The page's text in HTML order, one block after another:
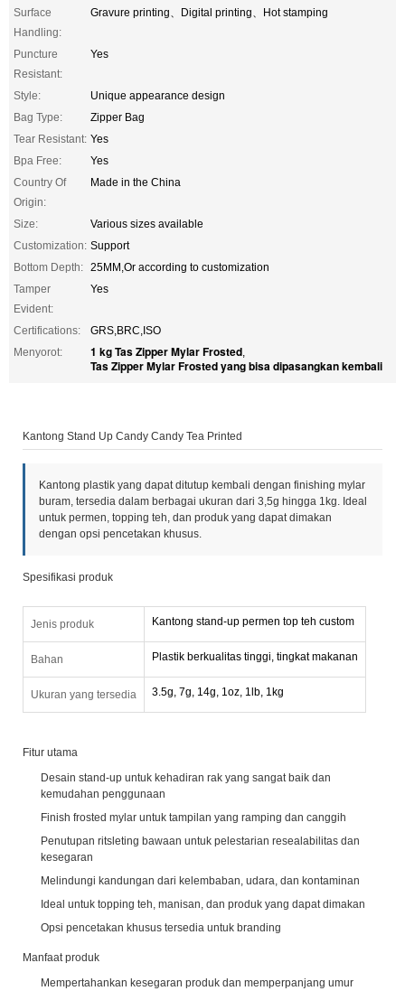
Surface
Handling:
Gravure printing、Digital printing、Hot stamping
Puncture
Resistant:
Yes
Style:
Unique appearance design
Bag Type:
Zipper Bag
Tear Resistant: Yes
Bpa Free:
Yes
Country Of
Origin:
Made in the China
Size:
Various sizes available
Customization: Support
Bottom Depth: 25MM,Or according to customization
Tamper
Evident:
Yes
Certifications:
GRS,BRC,ISO
Menyorot:
1 kg Tas Zipper Mylar Frosted,
Tas Zipper Mylar Frosted yang bisa dipasangkan kembali
Kantong Stand Up Candy Candy Tea Printed
Kantong plastik yang dapat ditutup kembali dengan finishing mylar
buram, tersedia dalam berbagai ukuran dari 3,5g hingga 1kg. Ideal
untuk permen, topping teh, dan produk yang dapat dimakan
dengan opsi pencetakan khusus.
Spesifikasi produk
Jenis produk Kantong stand-up permen top teh custom
Bahan Plastik berkualitas tinggi, tingkat makanan
Ukuran yang tersedia 3.5g, 7g, 14g, 1oz, 1lb, 1kg
Fitur utama
Desain stand-up untuk kehadiran rak yang sangat baik dan
kemudahan penggunaan
Finish frosted mylar untuk tampilan yang ramping dan canggih
Penutupan ritsleting bawaan untuk pelestarian resealabilitas dan
kesegaran
Melindungi kandungan dari kelembaban, udara, dan kontaminan
Ideal untuk topping teh, manisan, dan produk yang dapat dimakan
Opsi pencetakan khusus tersedia untuk branding
Manfaat produk
Mempertahankan kesegaran produk dan memperpanjang umur